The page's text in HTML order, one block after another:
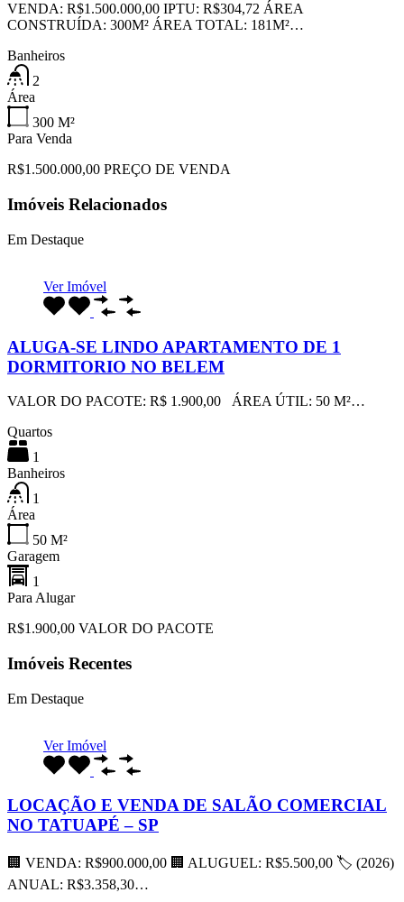
VENDA: R$1.500.000,00 IPTU: R$304,72 ÁREA
CONSTRUÍDA: 300M² ÁREA TOTAL: 181M²…
Banheiros
2
Área
300 M²
Para Venda
R$1.500.000,00 PREÇO DE VENDA
Imóveis Relacionados
Em Destaque
Ver Imóvel
ALUGA-SE LINDO APARTAMENTO DE 1
DORMITORIO NO BELEM
VALOR DO PACOTE: R$ 1.900,00 ÁREA ÚTIL: 50 M²…
Quartos
1
Banheiros
1
Área
50 M²
Garagem
1
Para Alugar
R$1.900,00 VALOR DO PACOTE
Imóveis Recentes
Em Destaque
Ver Imóvel
LOCAÇÃO E VENDA DE SALÃO COMERCIAL
NO TATUAPÉ – SP
🏢 VENDA: R$900.000,00 🏢 ALUGUEL: R$5.500,00 🏷 (2026)
ANUAL: R$3.358,30…